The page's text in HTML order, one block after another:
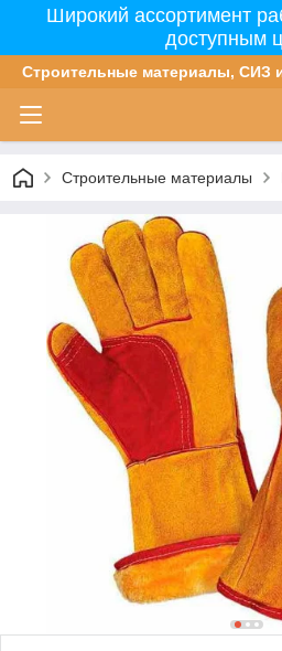
Широкий ассортимент
доступным
Строительные материалы, СИЗ
Строительные материалы